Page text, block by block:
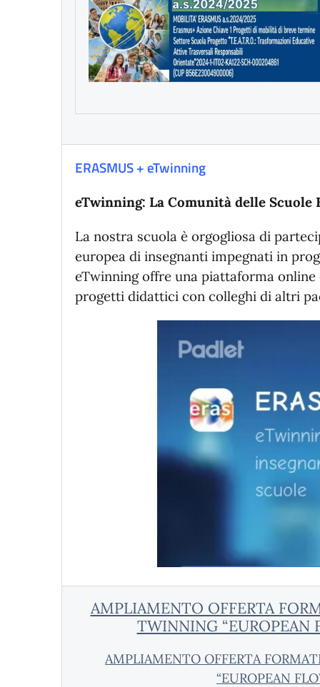
ERASMUS + eTwinning
eTwinning: La Comunità delle Scuole
La nostra scuola è orgogliosa di
europea di insegnanti impegnati in
eTwinning offre una piattaforma
progetti didattici con colleghi di altri
AMPLIAMENTO OFFERTA
TWINNING “EUROPEAN
AMPLIAMENTO OFFERTA
“EUROPEAN